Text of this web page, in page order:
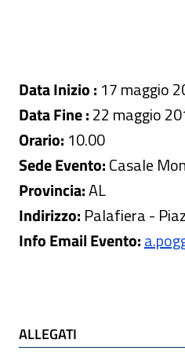
Data Inizio : 17 maggio
Data Fine :22 maggio
Orario: 10.00
Sede Evento:Casale
Provincia:AL
Indirizzo: Palafiera -
Info Email Evento:
ALLEGATI
ALLEGATI